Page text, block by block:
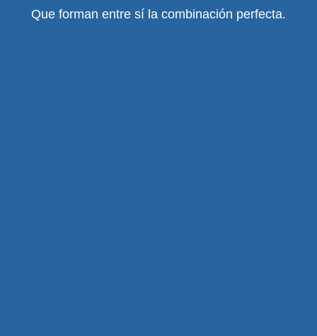
Que forman entre sí la combinación perfecta.